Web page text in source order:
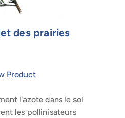
des prairies
Product
l'azote dans le sol
les pollinisateurs